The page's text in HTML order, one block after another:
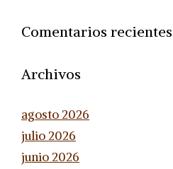
Comentarios recientes
Archivos
agosto 2026
julio 2026
junio 2026